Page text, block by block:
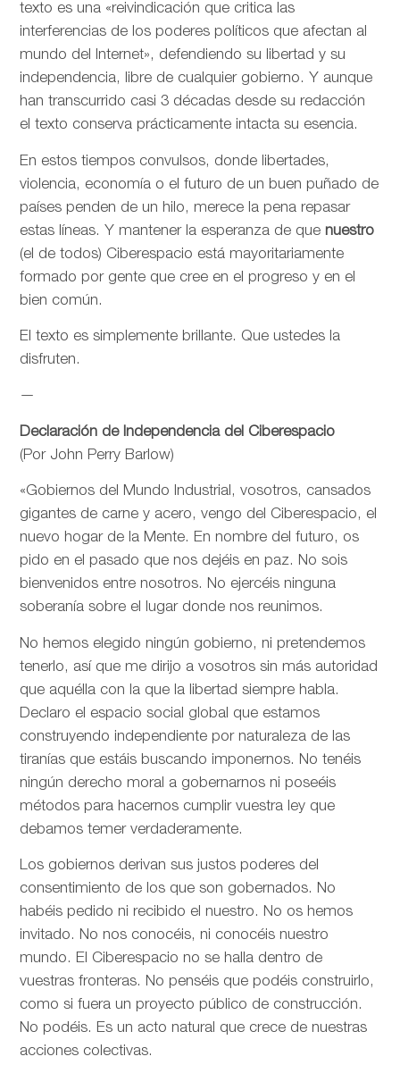
texto es una «reivindicación que critica las
interferencias de los poderes políticos que afectan al
mundo del Internet», defendiendo su libertad y su
independencia, libre de cualquier gobierno. Y aunque
han transcurrido casi 3 décadas desde su redacción
el texto conserva prácticamente intacta su esencia.
En estos tiempos convulsos, donde libertades,
violencia, economía o el futuro de un buen puñado de
países penden de un hilo, merece la pena repasar
estas líneas. Y mantener la esperanza de que nuestro
(el de todos) Ciberespacio está mayoritariamente
formado por gente que cree en el progreso y en el
bien común.
El texto es simplemente brillante. Que ustedes la
disfruten.
—
Declaración de Independencia del Ciberespacio
(Por John Perry Barlow)
«Gobiernos del Mundo Industrial, vosotros, cansados
gigantes de carne y acero, vengo del Ciberespacio, el
nuevo hogar de la Mente. En nombre del futuro, os
pido en el pasado que nos dejéis en paz. No sois
bienvenidos entre nosotros. No ejercéis ninguna
soberanía sobre el lugar donde nos reunimos.
No hemos elegido ningún gobierno, ni pretendemos
tenerlo, así que me dirijo a vosotros sin más autoridad
que aquélla con la que la libertad siempre habla.
Declaro el espacio social global que estamos
construyendo independiente por naturaleza de las
tiranías que estáis buscando imponernos. No tenéis
ningún derecho moral a gobernarnos ni poseéis
métodos para hacernos cumplir vuestra ley que
debamos temer verdaderamente.
Los gobiernos derivan sus justos poderes del
consentimiento de los que son gobernados. No
habéis pedido ni recibido el nuestro. No os hemos
invitado. No nos conocéis, ni conocéis nuestro
mundo. El Ciberespacio no se halla dentro de
vuestras fronteras. No penséis que podéis construirlo,
como si fuera un proyecto público de construcción.
No podéis. Es un acto natural que crece de nuestras
acciones colectivas.